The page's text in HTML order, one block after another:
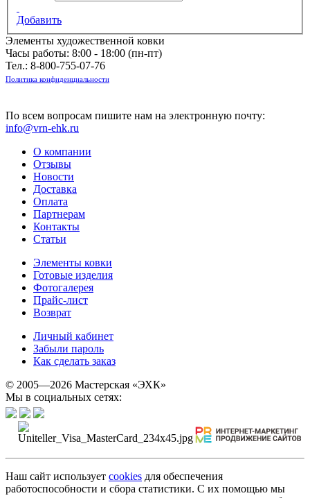
Добавить
Элементы художественной ковки
Часы работы: 8:00 - 18:00 (пн-пт)
Тел.: 8-800-755-07-76
Политика конфиденциальности
По всем вопросам пишите нам на электронную почту:
info@vrn-ehk.ru
О компании
Отзывы
Новости
Доставка
Оплата
Партнерам
Контакты
Статьи
Элементы ковки
Готовые изделия
Фотогалерея
Прайс-лист
Возврат
Личный кабинет
Забыли пароль
Как сделать заказ
© 2005—2026 Мастерская «ЭХК»
Мы в социальных сетях:
Наш сайт использует cookies для обеспечения
работоспособности и сбора статистики. С их помощью мы